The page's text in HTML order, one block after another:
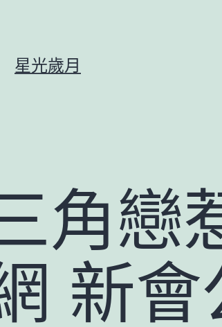
星光歲月
角戀
新會